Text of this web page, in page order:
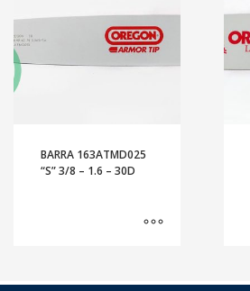
BARRA 163ATMD025
“S” 3/8 – 1.6 – 30D